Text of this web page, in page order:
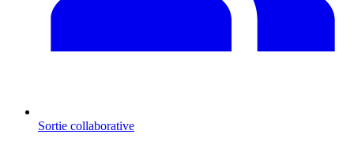
Sortie collaborative